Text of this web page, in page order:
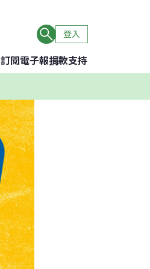
登入
訂閱電子報捐款支持